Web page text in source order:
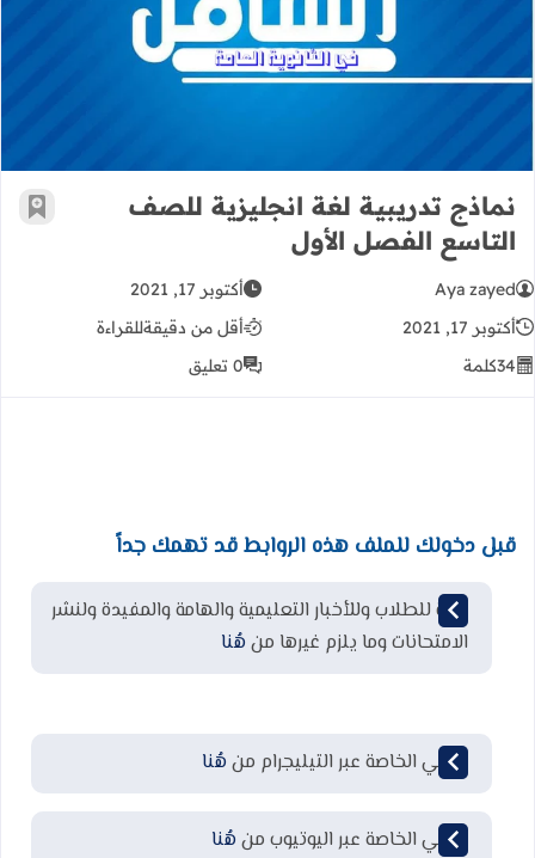
نماذج تدريبية لغة انجليزية للصف
نماذج تدريبية لغة انجليزية للصف
التاسع الفصل الأول
أضف
Aya zayed
أكتوبر 17, 2021
أكتوبر 17, 2021
أقل من دقيقةللقراءة
34كلمة 0 تعليق
قبل دخولك للملف هذه الروابط قد تهمك جداً
قناة للطلاب وللأخبار التعليمية والهامة والمفيدة ولنشر
الامتحانات وما يلزم غيرها من هُنا
قناتي الخاصة عبر التيليجرام من هُنا
قناتي الخاصة عبر اليوتيوب من هُنا